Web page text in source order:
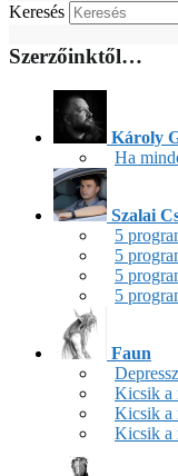
Keresés
Szerzőinktől…
Károly
Ha
Szalai
5
5
5
5
Faun
Kicsik a
Kicsik a
Kicsik a